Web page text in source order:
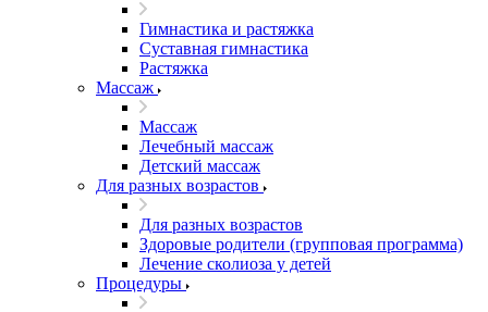
Гимнастика и растяжка
Суставная гимнастика
Растяжка
Массаж
Массаж
Лечебный массаж
Детский массаж
Для разных возрастов
Для разных возрастов
Здоровые родители (групповая программа)
Лечение сколиоза у детей
Процедуры